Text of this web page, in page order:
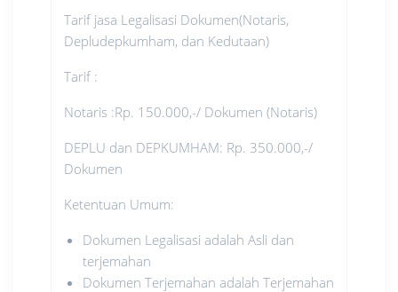
Tarif jasa Legalisasi Dokumen(Notaris,
Depludepkumham, dan Kedutaan)
Tarif :
Notaris :Rp. 150.000,-/ Dokumen (Notaris)
DEPLU dan DEPKUMHAM: Rp. 350.000,-/
Dokumen
Ketentuan Umum:
Dokumen Legalisasi adalah Asli dan
terjemahan
Dokumen Terjemahan adalah Terjemahan